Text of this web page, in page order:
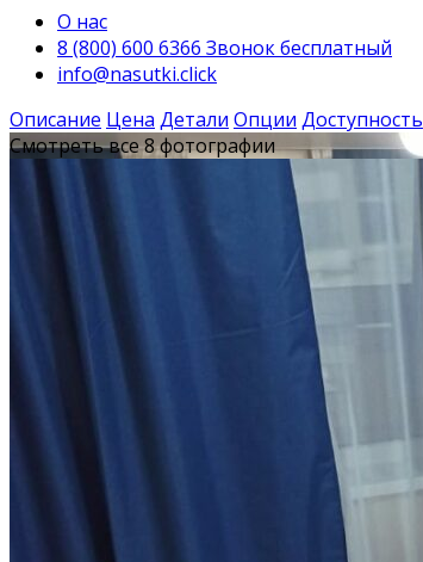
О нас
8 (800) 600 6366 Звонок бесплатный
info@nasutki.click
Описание Цена Детали Опции Доступность
Смотреть все 8 фотографии